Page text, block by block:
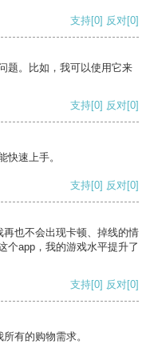
支持[0] 反对[0]
题。比如，我可以使用它来
支持[0] 反对[0]
快速上手。
支持[0] 反对[0]
也不会出现卡顿、掉线的情
个app，我的游戏水平提升了
支持[0] 反对[0]
有的购物需求。